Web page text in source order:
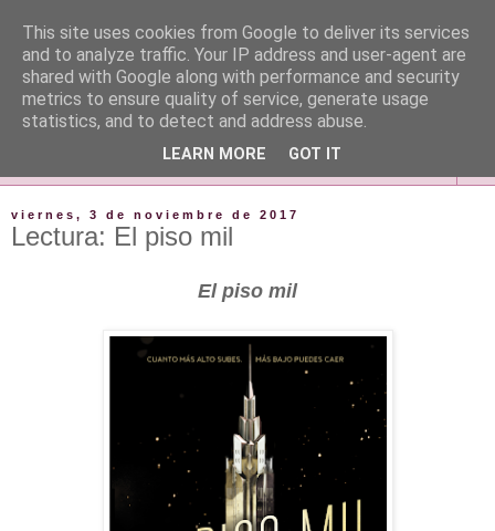
viernes, 3 de noviembre de 2017
Lectura: El piso mil
El piso mil
This site uses cookies from Google to deliver its services
and to analyze traffic. Your IP address and user-agent are
shared with Google along with performance and security
metrics to ensure quality of service, generate usage
statistics, and to detect and address abuse.
LEARN MORE GOT IT